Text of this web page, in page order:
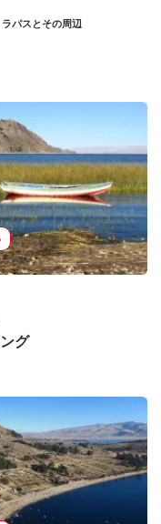
ラパスとその周辺
グ